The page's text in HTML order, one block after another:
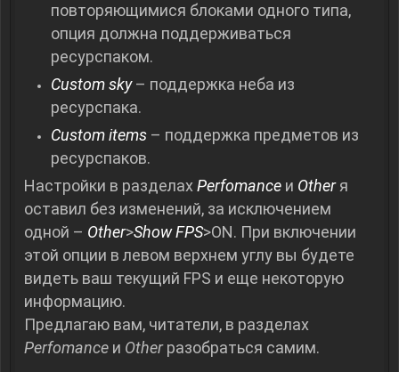
повторяющимися блоками одного типа,
опция должна поддерживаться
ресурспаком.
Custom sky– поддержка неба из
ресурспака.
Custom items – поддержка предметов из
ресурспаков.
Настройки в разделах Perfomance и Otherя
оставил без изменений, за исключением
одной – Other>Show FPS>ON. При включении
этой опции в левом верхнем углу вы будете
видеть ваш текущий FPS и еще некоторую
информацию.
Предлагаю вам, читатели, в разделах
Perfomance и Otherразобраться самим.